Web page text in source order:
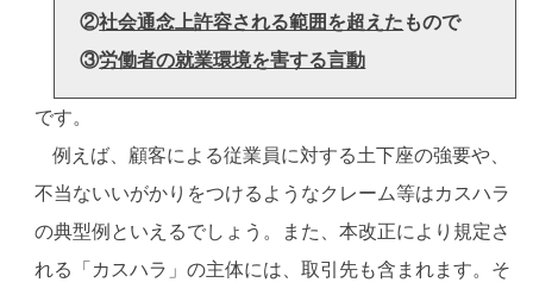
②社会通念上許容される範囲を超えた もので
③労働者の就業環境を害する言動
です。
例えば、顧客による従業員に対する土下座の強要や、
不当ないいがかりをつけるようなクレーム等はカスハラ
の典型例といえるでしょう。また、本改正により規定さ
れる「カスハラ」の主体には、取引先も含まれます。そ